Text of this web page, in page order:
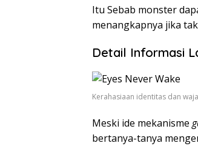
Itu Sebab monster
menangkapnya jika
Detail Informasi
Kerahasiaan identitas dan
Meski ide mekanisme
bertanya-tanya